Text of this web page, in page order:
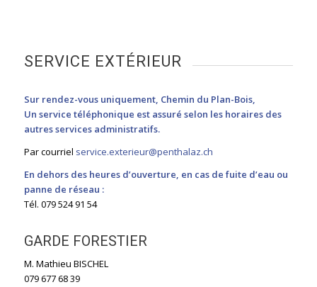
SERVICE EXTÉRIEUR
Sur rendez-vous uniquement, Chemin du Plan-Bois,
Un service téléphonique est assuré selon les horaires des
autres services administratifs.
Par courriel service.exterieur@penthalaz.ch
En dehors des heures d’ouverture, en cas de fuite d’eau ou
panne de réseau :
Tél. 079 524 91 54
GARDE FORESTIER
M. Mathieu BISCHEL
079 677 68 39
CONTACT
Contactez Nous
Administration site